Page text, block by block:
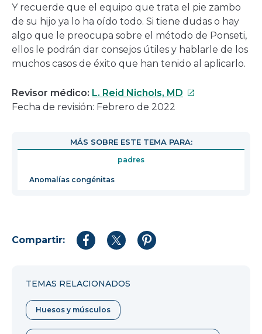
Y recuerde que el equipo que trata el pie zambo
de su hijo ya lo ha oído todo. Si tiene dudas o hay
algo que le preocupa sobre el método de Ponseti,
ellos le podrán dar consejos útiles y hablarle de los
muchos casos de éxito que han tenido al aplicarlo.
Revisor médico: L. Reid Nichols, MD Este
en
Fecha de revisión: Febrero de 2022
MÁS SOBRE ESTE TEMA PARA:
padres
Anomalías congénitas
Compartir:
CompartirCompartirCompartir
TEMAS RELACIONADOS
Huesos y músculos